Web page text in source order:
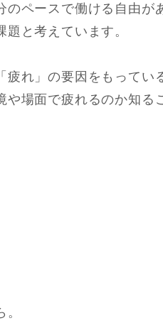
のペースで働ける自由が
と考えています。
疲れ」の要因をもってい
場面で疲れるのか知る